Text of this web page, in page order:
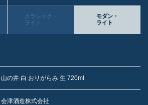
クラシック・
ライト
モダン・
ライト
山の井 白 おりがらみ 生 720ml
会津酒造株式会社